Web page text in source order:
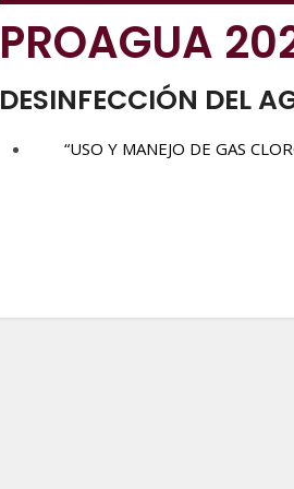
PROAGUA
DESINFECCIÓN DEL
“USO Y MANEJO DE GAS